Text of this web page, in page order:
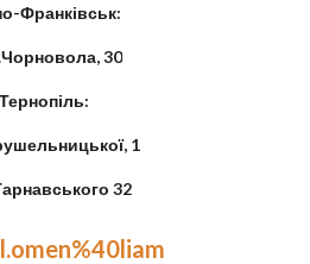
Франківськ:
30
Тернопіль:
1
32